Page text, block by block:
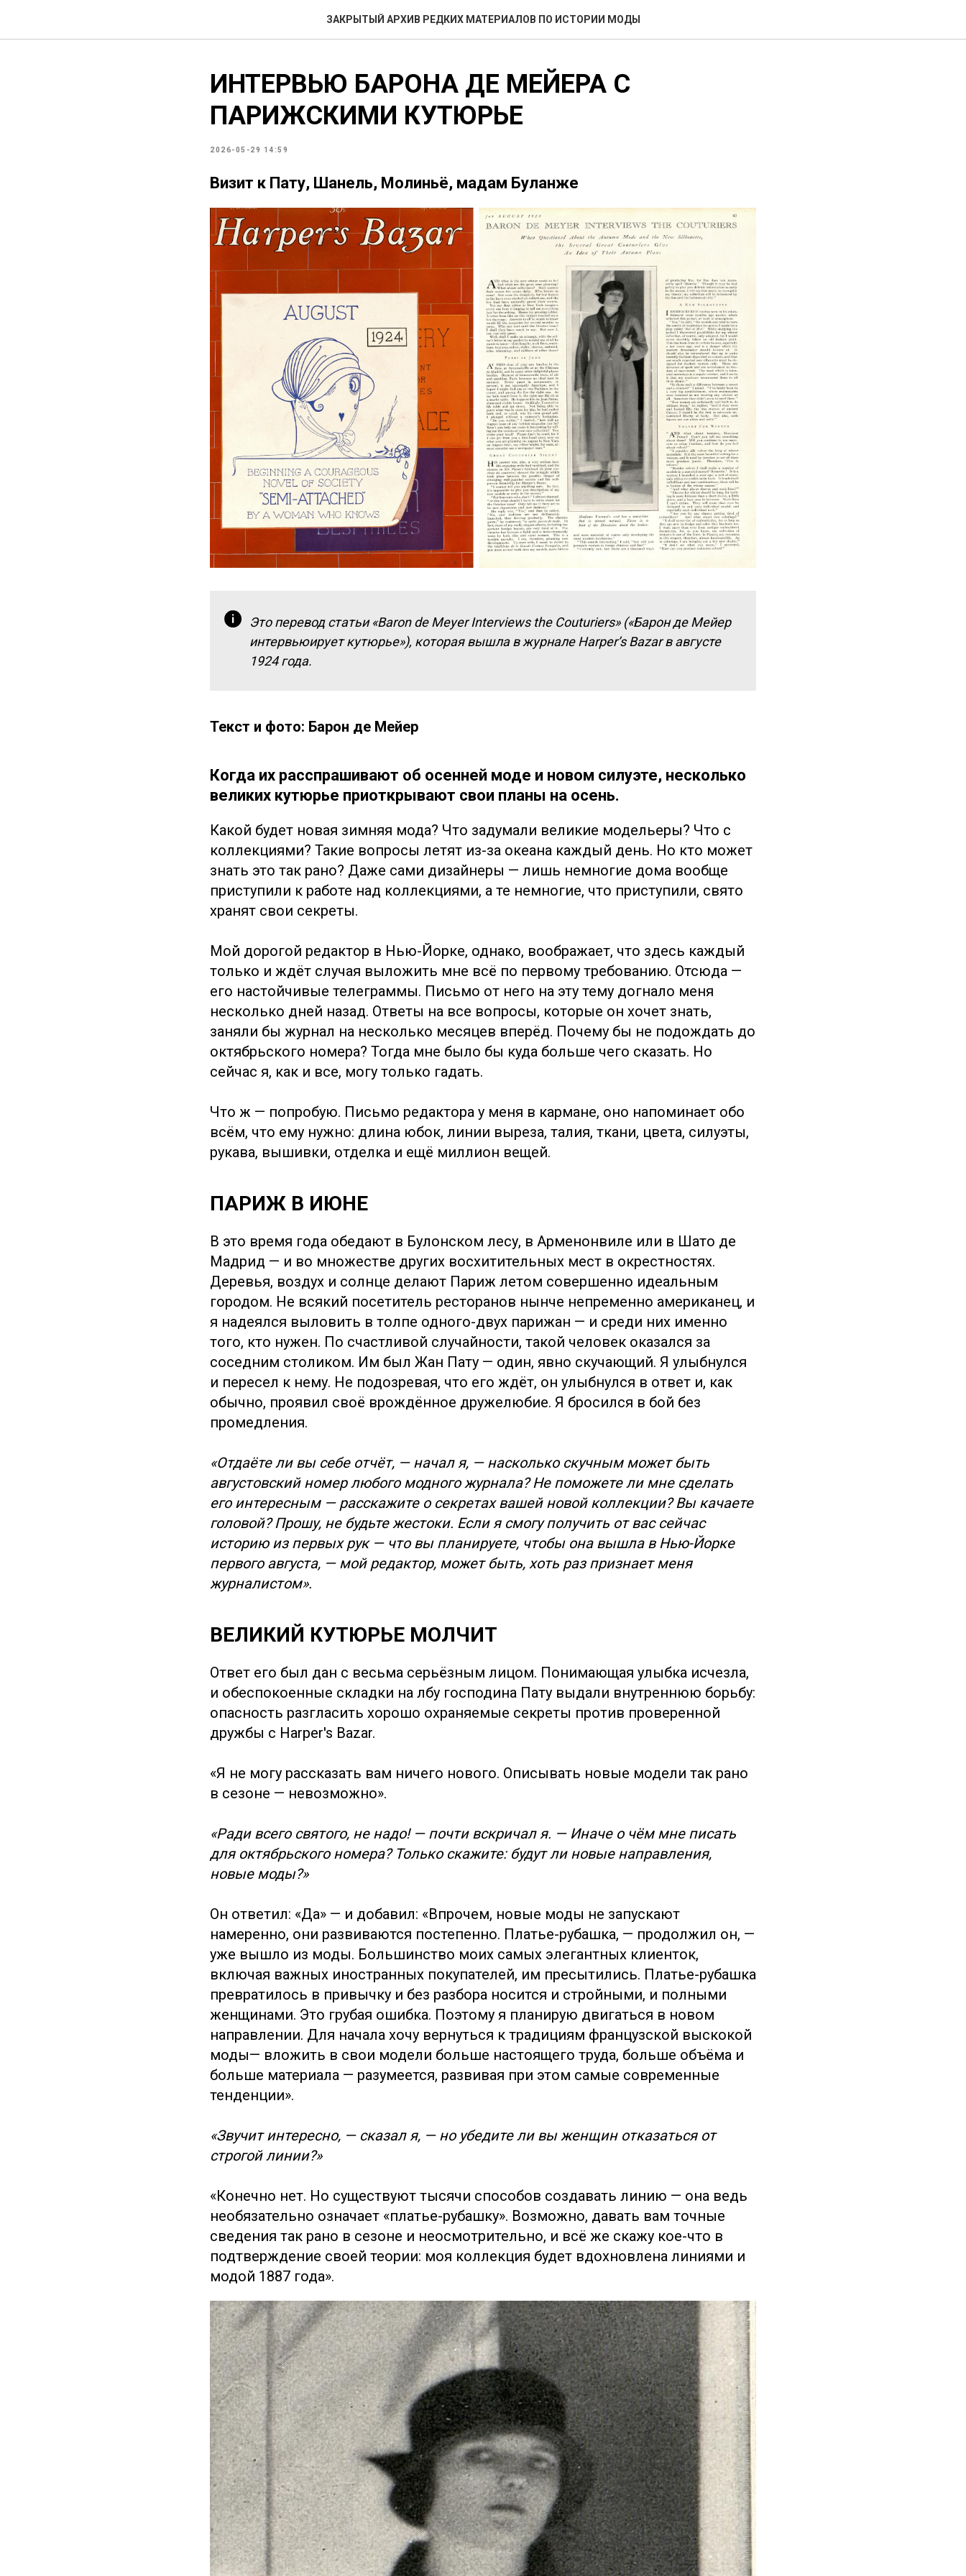
ЗАКРЫТЫЙ АРХИВ РЕДКИХ МАТЕРИАЛОВ ПО ИСТОРИИ МОДЫ
ИНТЕРВЬЮ БАРОНА ДЕ МЕЙЕРА С
ПАРИЖСКИМИ КУТЮРЬЕ
2026-05-29 14:59
Визит к Пату, Шанель, Молиньё, мадам Буланже
Это перевод статьи «Baron de Meyer Interviews the Couturiers» («Барон де Мейер
интервьюирует кутюрье»), которая вышла в журнале Harper’s Bazar в августе
1924 года.
Текст и фото: Барон де Мейер
Когда их расспрашивают об осенней моде и новом силуэте, несколько
великих кутюрье приоткрывают свои планы на осень.
Какой будет новая зимняя мода? Что задумали великие модельеры? Что с
коллекциями? Такие вопросы летят из-за океана каждый день. Но кто может
знать это так рано? Даже сами дизайнеры — лишь немногие дома вообще
приступили к работе над коллекциями, а те немногие, что приступили, свято
хранят свои секреты.
Мой дорогой редактор в Нью-Йорке, однако, воображает, что здесь каждый
только и ждёт случая выложить мне всё по первому требованию. Отсюда —
его настойчивые телеграммы. Письмо от него на эту тему догнало меня
несколько дней назад. Ответы на все вопросы, которые он хочет знать,
заняли бы журнал на несколько месяцев вперёд. Почему бы не подождать до
октябрьского номера? Тогда мне было бы куда больше чего сказать. Но
сейчас я, как и все, могу только гадать.
Что ж — попробую. Письмо редактора у меня в кармане, оно напоминает обо
всём, что ему нужно: длина юбок, линии выреза, талия, ткани, цвета, силуэты,
рукава, вышивки, отделка и ещё миллион вещей.
ПАРИЖ В ИЮНЕ
В это время года обедают в Булонском лесу, в Арменонвиле или в Шато де
Мадрид — и во множестве других восхитительных мест в окрестностях.
Деревья, воздух и солнце делают Париж летом совершенно идеальным
городом. Не всякий посетитель ресторанов нынче непременно американец, и
я надеялся выловить в толпе одного-двух парижан — и среди них именно
того, кто нужен. По счастливой случайности, такой человек оказался за
соседним столиком. Им был Жан Пату — один, явно скучающий. Я улыбнулся
и пересел к нему. Не подозревая, что его ждёт, он улыбнулся в ответ и, как
обычно, проявил своё врождённое дружелюбие. Я бросился в бой без
промедления.
«Отдаёте ли вы себе отчёт, — начал я, — насколько скучным может быть
августовский номер любого модного журнала? Не поможете ли мне сделать
его интересным — расскажите о секретах вашей новой коллекции? Вы качаете
головой? Прошу, не будьте жестоки. Если я смогу получить от вас сейчас
историю из первых рук — что вы планируете, чтобы она вышла в Нью-Йорке
первого августа, — мой редактор, может быть, хоть раз признает меня
журналистом».
ВЕЛИКИЙ КУТЮРЬЕ МОЛЧИТ
Ответ его был дан с весьма серьёзным лицом. Понимающая улыбка исчезла,
и обеспокоенные складки на лбу господина Пату выдали внутреннюю борьбу:
опасность разгласить хорошо охраняемые секреты против проверенной
дружбы с Harper's Bazar.
«Я не могу рассказать вам ничего нового. Описывать новые модели так рано
в сезоне — невозможно».
«Ради всего святого, не надо! — почти вскричал я. — Иначе о чём мне писать
для октябрьского номера? Только скажите: будут ли новые направления,
новые моды?»
Он ответил: «Да» — и добавил: «Впрочем, новые моды не запускают
намеренно, они развиваются постепенно. Платье-рубашка, — продолжил он, —
уже вышло из моды. Большинство моих самых элегантных клиенток,
включая важных иностранных покупателей, им пресытились. Платье-рубашка
превратилось в привычку и без разбора носится и стройными, и полными
женщинами. Это грубая ошибка. Поэтому я планирую двигаться в новом
направлении. Для начала хочу вернуться к традициям французской выскокой
моды— вложить в свои модели больше настоящего труда, больше объёма и
больше материала — разумеется, развивая при этом самые современные
тенденции».
«Звучит интересно, — сказал я, — но убедите ли вы женщин отказаться от
строгой линии?»
«Конечно нет. Но существуют тысячи способов создавать линию — она ведь
необязательно означает «платье-рубашку». Возможно, давать вам точные
сведения так рано в сезоне и неосмотрительно, и всё же скажу кое-что в
подтверждение своей теории: моя коллекция будет вдохновлена линиями и
модой 1887 года».